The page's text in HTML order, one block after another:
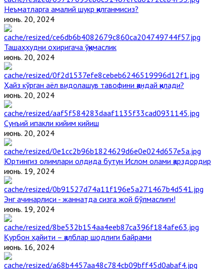
Неъматларга амалий шукр қилганмисиз?
июнь. 20, 2024
Ташаҳҳудни охиригача ўқимаслик
июнь. 20, 2024
Ҳайз кўрган аёл видолашув тавофини қандай қилади?
июнь. 20, 2024
Сунъий ипакли кийим кийиш
июнь. 20, 2024
Юртингиз олимлари олдида бутун Ислом олами қарздордир
июнь. 19, 2024
Энг ачинарлиси - жаннатда сизга жой бўлмаслиги!
июнь. 19, 2024
Қурбон ҳайити – қалблар шодлиги байрами
июнь. 16, 2024